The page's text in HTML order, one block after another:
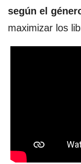
según el
maximizar los